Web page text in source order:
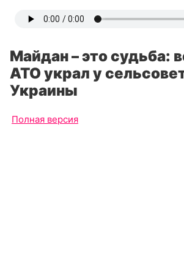
Майдан – это судьба:
АТО украл у
Украины
Полная версия